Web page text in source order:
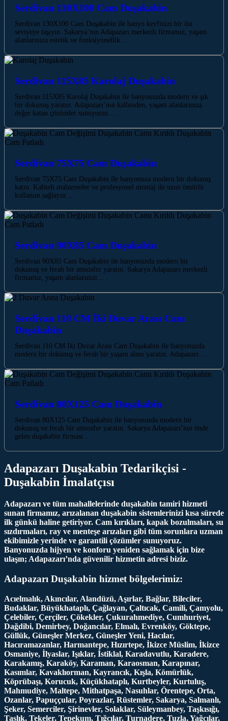
Serdivan 130X100 Cam Duşakabin
Serdivan 130X100 Cam Duşakabin ile banyo keyfinizi bir üst
seviyeye taşıyın. Sakarya’nın Adapazarı merkezli firmamız, yaşam
alanlarınıza estetik ve fonksiyonellik…
Serdivan 115X85 Karolaj Duşakabin
Serdivan 115X85 Karolaj Duşakabin ile banyonuzda modern ve şık
bir dokunuş yaratın. Adapazarı’nın kalbinden, yaşam alanlarınıza
değer katan çözümler sunuyoruz.…
Serdivan 75X75 Cam Duşakabin
Serdivan 75X75 Cam Duşakabin ile banyonuza modern bir dokunuş
katın. Kaliteli malzemeler ve profesyonel montaj ile uzun ömürlü
kullanım sağlayın.…
Serdivan 90X85 Cam Duşakabin
Serdivan 90X85 Cam Duşakabin ile banyonuzda modern bir
dokunuş ve ferah bir atmosfer yaratın. Sakarya Adapazarı merkezli
firmamız, yaşam alanlarınızı…
Serdivan 110 CM İki Duvar Arası Cam
Duşakabin
Serdivan 110 CM İki Duvar Arası Cam Duşakabin ile banyonuzda
modern bir dokunuş ve ferah bir yaşam alanı yaratın. Adapazarı…
Serdivan 80X125 Cam Duşakabin
Serdivan 80X125 Cam Duşakabin ile banyonuzda modern bir
dokunuş ve ferah bir atmosfer yaratın. Sakarya Adapazarı’nın önde
gelen duşakabin firması…
Adapazarı Duşakabin Tedarikçisi -
Duşakabin İmalatçısı
Adapazarı ve tüm mahallelerinde duşakabin tamiri hizmeti
sunan firmamız, arızalanan duşakabin sistemlerinizi kısa sürede
ilk günkü haline getiriyor. Cam kırıkları, kapak bozulmaları, su
sızdırmaları, ray ve menteşe arızaları gibi tüm sorunlara uzman
ekibimizle yerinde ve garantili çözümler sunuyoruz.
Banyonuzda hijyen ve konforu yeniden sağlamak için bize
ulaşın; Adapazarı’nda güvenilir hizmetin adresi biziz.
Adapazarı Duşakabin hizmet bölgelerimiz:
Acıelmalık, Akıncılar, Alandüzü, Aşırlar, Bağlar, Bileciler,
Budaklar, Büyükhataplı, Çağlayan, Çaltıcak, Camili, Çamyolu,
Çelebiler, Çerçiler, Çökekler, Çukurahmediye, Cumhuriyet,
Dağdibi, Demirbey, Doğancılar, Elmalı, Evrenköy, Göktepe,
Güllük, Güneşler Merkez, Güneşler Yeni, Hacılar,
Hacıramazanlar, Harmantepe, Hızırtepe, İkizce Müslim, İkizce
Osmaniye, İlyaslar, Işıklar, İstiklal, Karadavutlu, Karadere,
Karakamış, Karaköy, Karaman, Karaosman, Karapınar,
Kasımlar, Kavaklıorman, Kayrancık, Kışla, Kömürlük,
Köprübaşı, Korucuk, Küçükhataplı, Kurtbeyler, Kurtuluş,
Mahmudiye, Maltepe, Mithatpaşa, Nasuhlar, Örentepe, Orta,
Ozanlar, Papuççular, Poyrazlar, Rüstemler, Sakarya, Salmanlı,
Şeker, Semerciler, Şirinevler, Solaklar, Süleymanbey, Taşkısığı,
Taşlık, Tekeler, Tepekum, Tığcılar, Turnadere, Tuzla, Yağcılar,